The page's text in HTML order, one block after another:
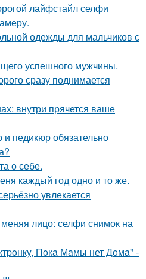
лайфстайл селфи
одежды для мальчиков с
успешного мужчины.
сразу поднимается
внутри прячется ваше
и педикюр обязательно
о себе.
каждый год одно и то же.
увлекается
лицо: селфи снимок на
Пoкa Мaмы нет Дoмa" -